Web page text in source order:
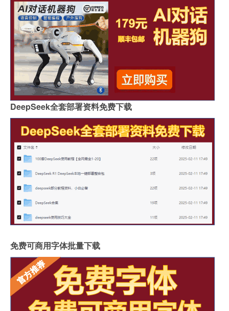
DeepSeek全套部署资料免费下载
免费可商用字体批量下载